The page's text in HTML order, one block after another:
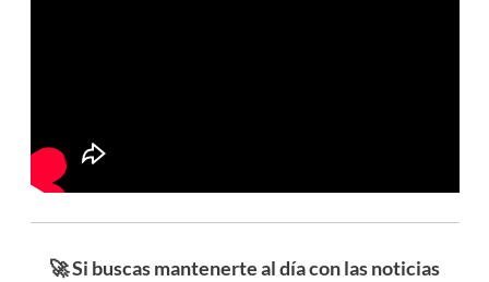
🚀 Si buscas mantenerte al día con las noticias